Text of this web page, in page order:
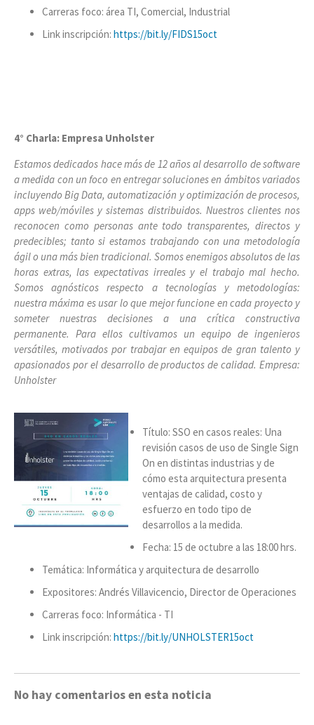
Carreras foco: área TI, Comercial, Industrial
Link inscripción: https://bit.ly/FIDS15oct
4° Charla: Empresa Unholster
Estamos dedicados hace más de 12 años al desarrollo de software
a medida con un foco en entregar soluciones en ámbitos variados
incluyendo Big Data, automatización y optimización de procesos,
apps web/móviles y sistemas distribuidos. Nuestros clientes nos
reconocen como personas ante todo transparentes, directos y
predecibles; tanto si estamos trabajando con una metodología
ágil o una más bien tradicional. Somos enemigos absolutos de las
horas extras, las expectativas irreales y el trabajo mal hecho.
Somos agnósticos respecto a tecnologías y metodologías:
nuestra máxima es usar lo que mejor funcione en cada proyecto y
someter nuestras decisiones a una crítica constructiva
permanente. Para ellos cultivamos un equipo de ingenieros
versátiles, motivados por trabajar en equipos de gran talento y
apasionados por el desarrollo de productos de calidad. Empresa:
Unholster
Título: SSO en casos reales: Una
revisión casos de uso de Single Sign
On en distintas industrias y de
cómo esta arquitectura presenta
ventajas de calidad, costo y
esfuerzo en todo tipo de
desarrollos a la medida.
Fecha: 15 de octubre a las 18:00 hrs.
Temática: Informática y arquitectura de desarrollo
Expositores: Andrés Villavicencio, Director de Operaciones
Carreras foco: Informática - TI
Link inscripción: https://bit.ly/UNHOLSTER15oct
No hay comentarios en esta noticia